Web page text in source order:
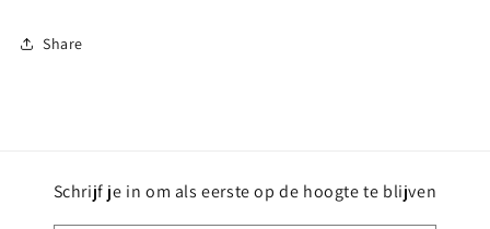
Share
Schrijf je in om als eerste op de hoogte te blijven